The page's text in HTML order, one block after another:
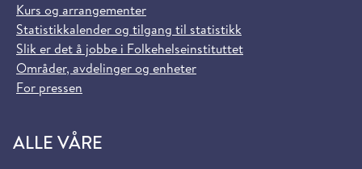
Kurs og arrangementer
Statistikkalender og tilgang til statistikk
Slik er det å jobbe i Folkehelseinstituttet
Områder, avdelinger og enheter
For pressen
ALLE VÅRE